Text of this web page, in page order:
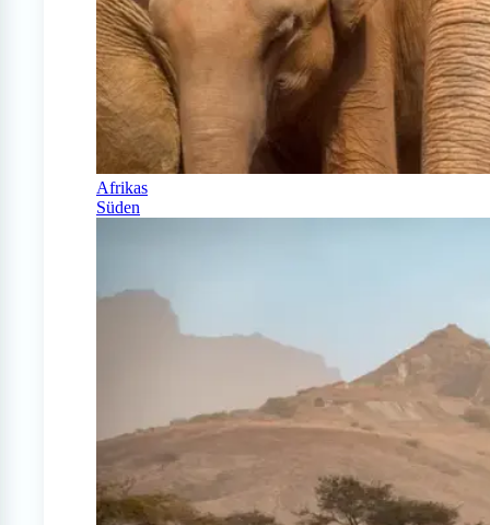
Afrikas
Süden